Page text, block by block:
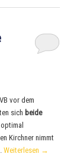
vor dem
sich beide
optimal
Kirchner nimmt
Weiterlesen →